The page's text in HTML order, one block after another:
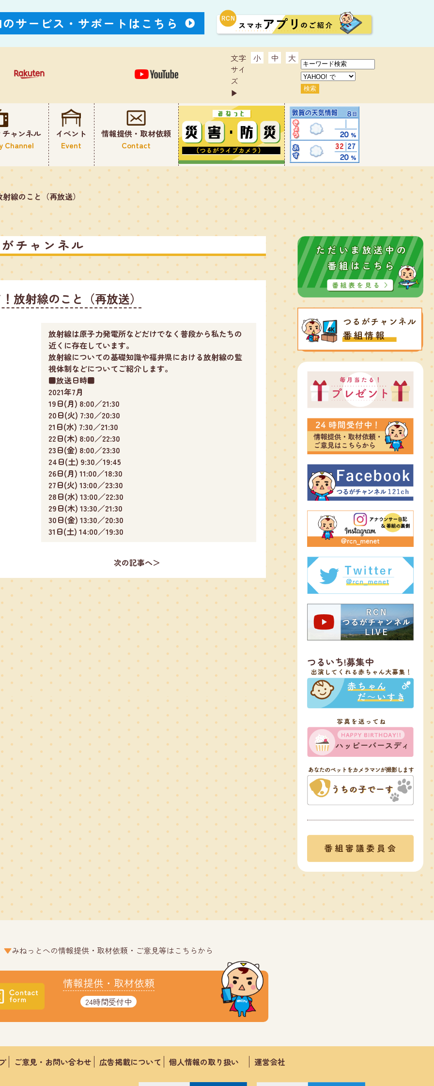
サービス・ サポートはこちら
文字
サイ
ズ
▶︎
小 中 大
ャンネル
Channel
イベント
Event
情報提供・取材依頼
Contact
射線のこと（再放送）
チャンネル
放射線のこと（再放送）
放射線は原子力発電所などだけでなく普段から私たちの
近くに存在しています。
放射線についての基礎知識や福井県における放射線の監
視体制などについてご紹介します。
■放送日時■
2021年7月
19日(月) 8:00／21:30
20日(火) 7:30／20:30
21日(水) 7:30／21:30
22日(木) 8:00／22:30
23日(金) 8:00／23:30
24日(土) 9:30／19:45
26日(月) 11:00／18:30
27日(火) 13:00／23:30
28日(水) 13:00／22:30
29日(木) 13:30／21:30
30日(金) 13:30／20:30
31日(土) 14:00／19:30
次の記事へ＞
つるいち!募集中
みねっとへの情報提供・取材依頼・ご意見等はこちらから
情報提供・取材依頼
24時間受付中
ご意見・お問い合わせ 広告掲載について 個人情報の取り扱い 運営会社